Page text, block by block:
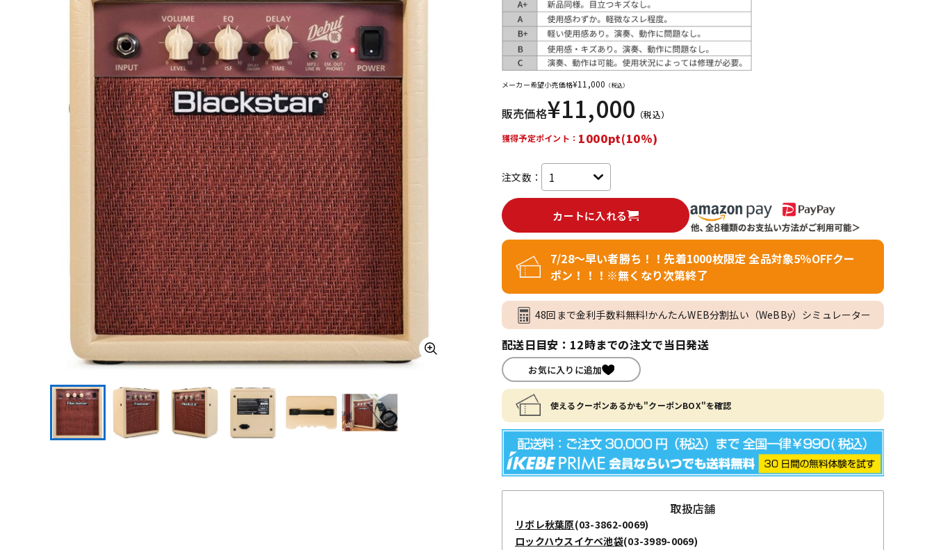
DJ機器 DTM イン納品
レコーディン
グ機器
配信/ライブ
機器
中古 ヴィンテージ
メーカー希望小売価格¥11,000 （税込）
販売価格¥11,000 （税込）
獲得予定ポイント： 1000pt(10%)
注文数：
カートに入れる
7/28～早い者勝ち！！先着1000枚限定 全品対象5％OFFクー
ポン！！！※無くなり次第終了
48回まで金利手数料無料!かんたんWEB分割払い（WeBBy）シミュレーター
配送日目安：12時までの注文で当日発送
お気に入りに追加
使えるクーポンあるかも"クーポンBOX"を確認
取扱店舗
リボレ秋葉原(03-3862-0069)
ロックハウスイケベ池袋(03-3989-0069)